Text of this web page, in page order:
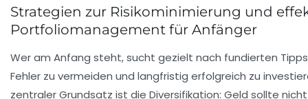
Strategien zur Risikominimierung und
Portfoliomanagement für Anfänger
Wer am Anfang steht, sucht gezielt nach fundierten
Fehler zu vermeiden und langfristig erfolgreich zu
zentraler Grundsatz ist die Diversifikation: Geld sollte